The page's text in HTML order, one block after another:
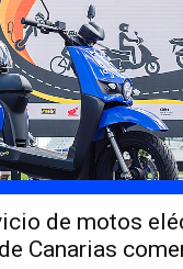
de motos
Canarias